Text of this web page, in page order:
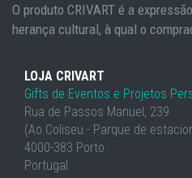
O produto CRIVART é a
herança cultural, à qual o
LOJA CRIVART
Gifts de Eventos e Projetos
Rua de Passos Manuel, 239
(Ao Coliseu - Parque de
4000-383 Porto
Portugal